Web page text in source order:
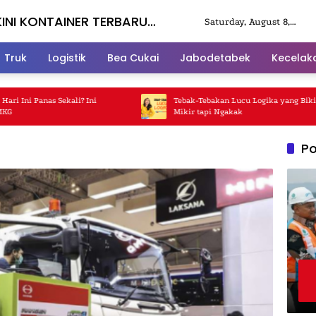
KONTAINER TERBARU
Saturday, August 8,
Truk Logistik Bea Cukai Jabodetabek
Panas Sekali? Ini
Tebak-Tebakan Lucu Logika yang Bikin
Mikir tapi Ngakak